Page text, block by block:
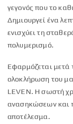
γεγονός που το
Δημιουργεί ένα
ενισχύει τη
πολυμερισμό.
Εφαρμόζεται μετά
ολοκλήρωση του
LEVEN. Η σωστή
ανασηκώσεων και
αποτέλεσμα.